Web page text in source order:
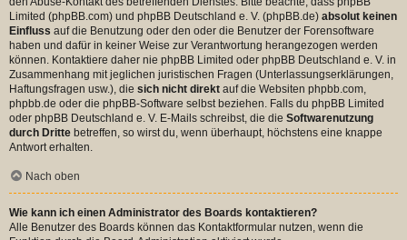
Limited (phpBB.com) und phpBB Deutschland e. V. (phpBB.de) absolut keinen
Einfluss auf die Benutzung oder den oder die Benutzer der Forensoftware
haben und dafür in keiner Weise zur Verantwortung herangezogen werden
können. Kontaktiere daher nie phpBB Limited oder phpBB Deutschland e. V. in
Zusammenhang mit jeglichen juristischen Fragen (Unterlassungserklärungen,
Haftungsfragen usw.), die sich nicht direkt auf die Websiten phpbb.com,
phpbb.de oder die phpBB-Software selbst beziehen. Falls du phpBB Limited
oder phpBB Deutschland e. V. E-Mails schreibst, die die Softwarenutzung
durch Dritte betreffen, so wirst du, wenn überhaupt, höchstens eine knappe
Antwort erhalten.
Nach oben
Wie kann ich einen Administrator des Boards kontaktieren?
Alle Benutzer des Boards können das Kontaktformular nutzen, wenn die